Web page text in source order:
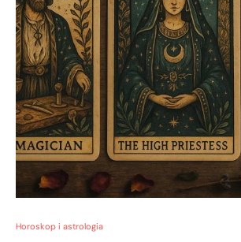
Horoskop i astrologia